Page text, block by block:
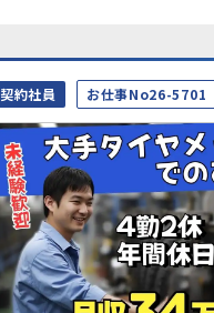
契約社員 お仕事No26-5701